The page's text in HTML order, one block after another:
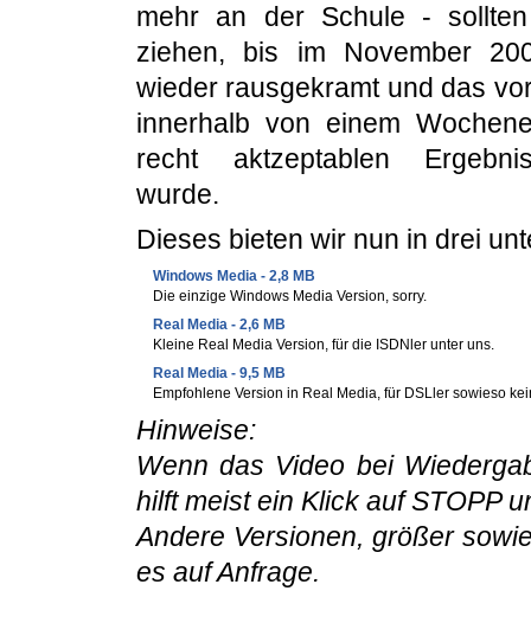
mehr an der Schule -
ziehen, bis im November
wieder rausgekramt und das
innerhalb von einem
recht aktzeptablen
wurde.
Dieses bieten wir nun in drei
Windows Media - 2,8 MB
Die einzige Windows Media Version, sorry.
Real Media - 2,6 MB
Kleine Real Media Version, für die ISDNler unter uns.
Real Media - 9,5 MB
Empfohlene Version in Real Media, für DSLler sowieso
Hinweise:
Wenn das Video bei
hilft meist ein Klick auf STOPP
Andere Versionen, größer
es auf Anfrage.